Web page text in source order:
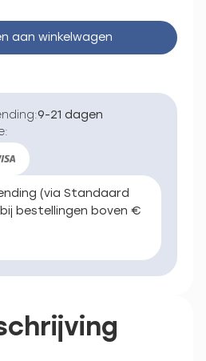
aan winkelwagen
9-21 dagen
(via Standaard
bestellingen boven €